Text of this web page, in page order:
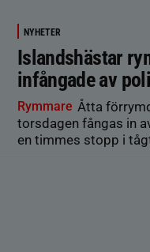
NYHETER
Islandshästar
infångade av
Rymmare Åtta
torsdagen fångas in
en timmes stopp i